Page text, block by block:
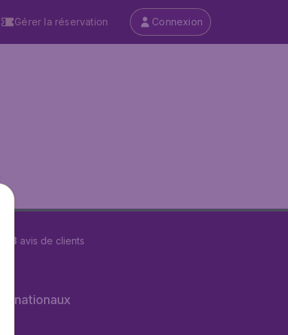
Gérer la réservation Connexion
avis de clients